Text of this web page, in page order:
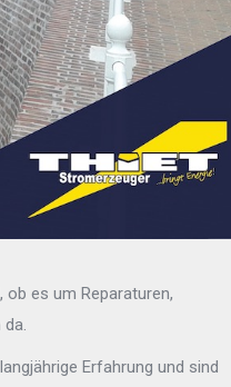
es um Reparaturen,
Erfahrung und sind